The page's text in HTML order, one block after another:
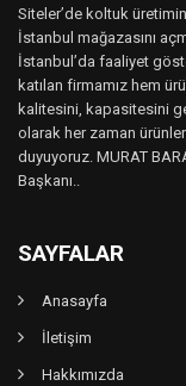
Siteler’de koltuk
İstanbul mağazasını
İstanbul’da faaliyet
katılan firmamız hem
kalitesini, kapasitesini
olarak her zaman
duyuyoruz. MURAT
Başkanı..
SAYFALAR
Anasayfa
İletişim
Hakkımızda